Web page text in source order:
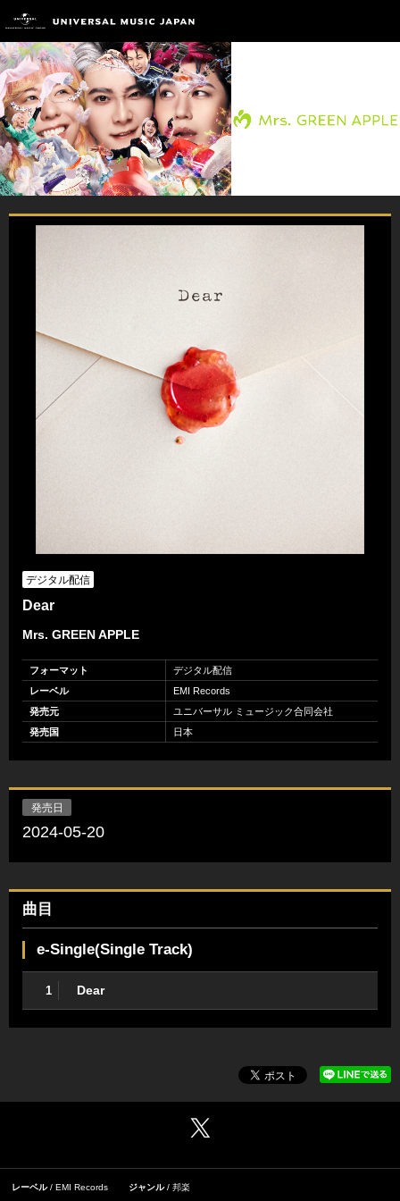
デジタル配信
Dear
Mrs. GREEN APPLE
フォーマット
デジタル配信
レーベル
EMI Records
発売元
ユニバーサル ミュージック合同会社
発売国
日本
発売日
2024-05-20
曲目
e-Single(Single Track)
1 Dear
レーベル EMI Records ジャンル 邦楽